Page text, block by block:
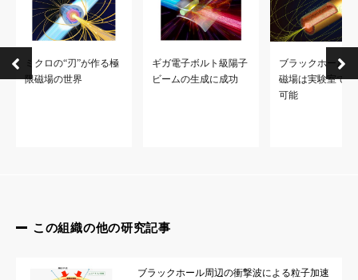
論文タイトル：Self-Similar Multi-Shock Implosions for Ultra-
DOI:10.1103/bbvn-x95v
なお、本研究は、日本学術振興会（JSPS）並びに（株）関西電
ミクロの“刃”が作る極
限磁場の世界
ギガ電子ボルト級陽子
ビームの生成に成功
ブラックホール近
磁場は実験室でも
可能
この組織の他の研究記事
ブラックホール周辺の衝撃波による粒子加速